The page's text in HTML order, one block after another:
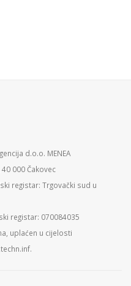
d.o.o. MENEA
000 Čakovec
registar: Trgovački sud u
registar: 070084035
uplaćen u cijelosti